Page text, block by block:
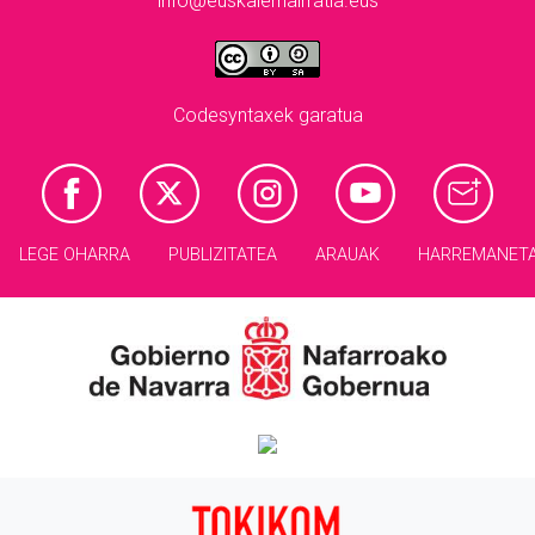
Codesyntaxek garatua
LEGE OHARRA PUBLIZITATEA ARAUAK